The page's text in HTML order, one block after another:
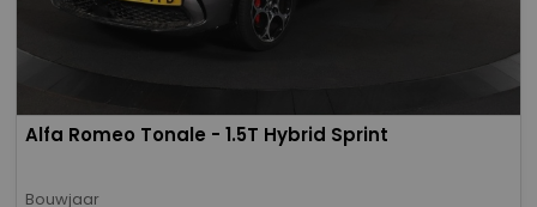
Alfa Romeo Tonale - 1.5T Hybrid Sprint
Bouwjaar